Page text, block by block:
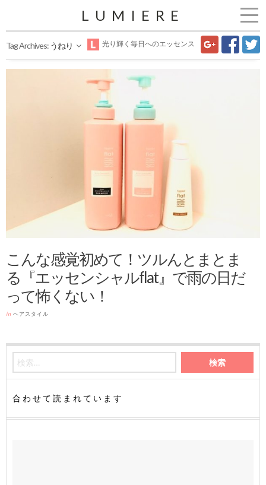
LUMIERE
光り輝く毎日へのエッセンス
Tag Archives: うねり
こんな感覚初めて！ツルんとまとま
る『エッセンシャルflat』で雨の日だ
って怖くない！
in ヘアスタイル
合わせて読まれています